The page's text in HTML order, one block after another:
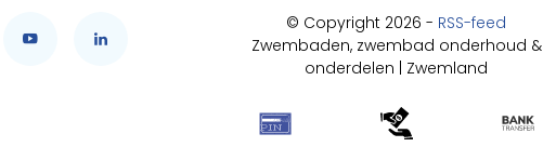
© Copyright 2026 - RSS-feed
Zwembaden, zwembad onderhoud &
onderdelen | Zwemland